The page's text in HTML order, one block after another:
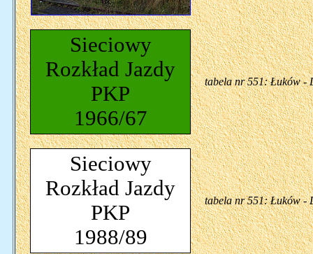
Sieciowy
Rozkład Jazdy
PKP
1966/67
tabela nr 551: Łuków -
Sieciowy
Rozkład Jazdy
PKP
1988/89
tabela nr 551: Łuków -